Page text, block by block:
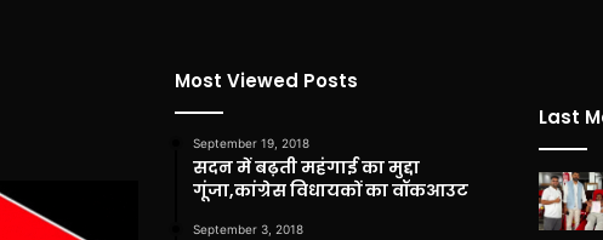
Most Viewed Posts
September 19, 2018
सदन में बढ़ती महंगाई का मुद्दा
गूंजा,कांग्रेस विधायकों का वॉकआउट
September 3, 2018
Last